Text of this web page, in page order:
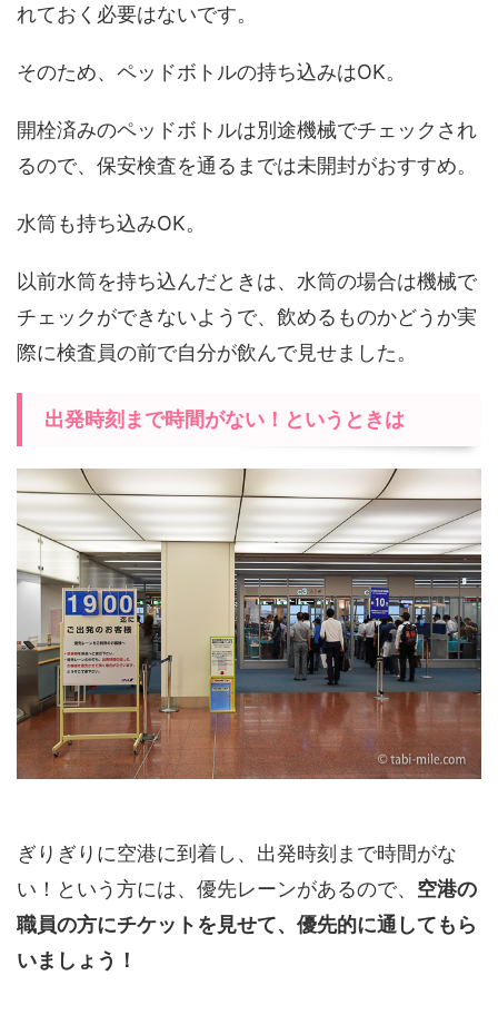
れておく必要はないです。
そのため、ペッドボトルの持ち込みはOK。
開栓済みのペッドボトルは別途機械でチェックされ
るので、保安検査を通るまでは未開封がおすすめ。
水筒も持ち込みOK。
以前水筒を持ち込んだときは、水筒の場合は機械で
チェックができないようで、飲めるものかどうか実
際に検査員の前で自分が飲んで見せました。
出発時刻まで時間がない！というときは
ぎりぎりに空港に到着し、出発時刻まで時間がな
い！という方には、優先レーンがあるので、 空港の
職員の方にチケットを見せて、優先的に通してもら
いましょう！